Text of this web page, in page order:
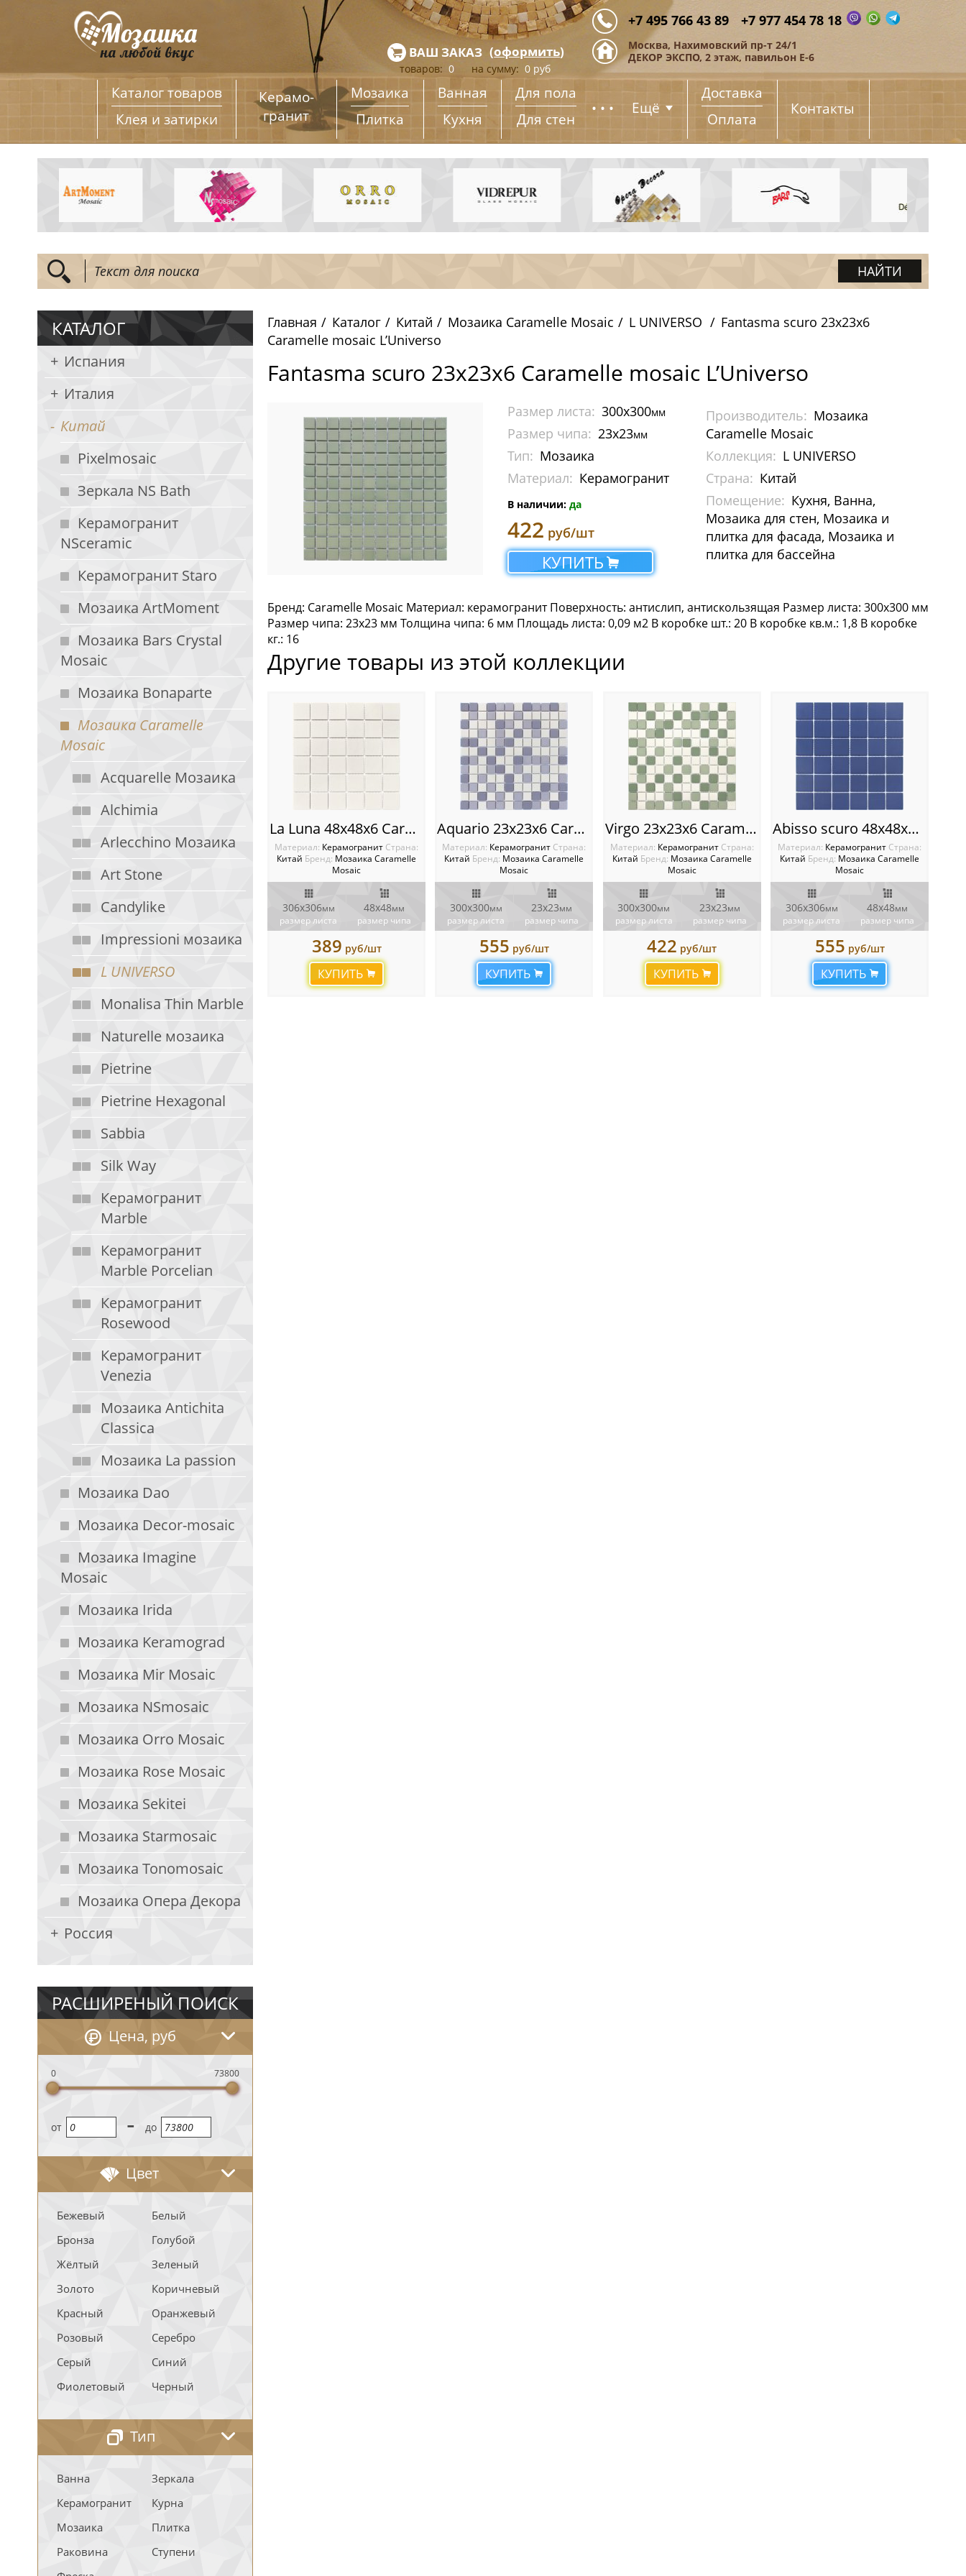
+7 495 766 43 89 +7 977 454 78 18
Москва, Нахимовский пр-т 24/1
ДЕКОР ЭКСПО, 2 этаж, павильон Е-6
ВАШ ЗАКАЗ (оформить)
товаров: 0 на сумму: 0 руб
Каталог товаров
Клея и затирки
Керамо­
гранит
Мозаика
Плитка
Ванная
Кухня
Для пола
Для стен
... Ещё
Доставка
Оплата
Контакты
КАТАЛОГ
Испания
Италия
Китай
Pixelmosaic
Зеркала NS Bath
Керамогранит
NSceramic
Керамогранит Staro
Мозаика ArtMoment
Мозаика Bars Crystal
Mosaic
Мозаика Bonaparte
Мозаика Caramelle
Mosaic
Acquarelle Мозаика
Alchimia
Arlecchino Мозаика
Art Stone
Candylike
Impressioni мозаика
L UNIVERSO
Monalisa Thin Marble
Naturelle мозаика
Pietrine
Pietrine Hexagonal
Sabbia
Silk Way
Керамогранит
Marble
Керамогранит
Marble Porcelian
Керамогранит
Rosewood
Керамогранит
Venezia
Мозаика Antichita
Classica
Мозаика La passion
Мозаика Dao
Мозаика Decor-mosaic
Мозаика Imagine
Mosaic
Мозаика Irida
Мозаика Keramograd
Мозаика Mir Mosaic
Мозаика NSmosaic
Мозаика Orro Mosaic
Мозаика Rose Mosaic
Мозаика Sekitei
Мозаика Starmosaic
Мозаика Tonomosaic
Мозаика Опера Декора
Россия
РАСШИРЕНЫЙ ПОИСК
Цена, руб
0 73800
oт - до
Цвет
Бежевый
Белый
Бронза
Голубой
Жёлтый
Зеленый
Золото
Коричневый
Красный
Оранжевый
Розовый
Серебро
Серый
Синий
Фиолетовый
Черный
Тип
Ванна
Зеркала
Керамогранит
Курна
Мозаика
Плитка
Раковина
Ступени
Главная Каталог Китай Мозаика Caramelle Mosaic L UNIVERSO
Fantasma scuro 23х23х6
Caramelle mosaic L’Universo
Fantasma scuro 23х23х6 Caramelle mosaic L’Universo
Производитель: Мозаика
Caramelle Mosaic
Коллекция: L UNIVERSO
Страна: Китай
Помещение: Кухня, Ванна,
Мозаика для стен, Мозаика и
плитка для фасада, Мозаика и
плитка для бассейна
Размер листа: 300x300мм
Размер чипа: 23x23мм
Тип: Мозаика
Материал: Керамогранит
В наличии: да
422 руб/шт
КУПИТЬ
Бренд: Caramelle Mosaic Материал: керамогранит Поверхность: антислип, антискользящая Размер листа: 300х300 мм
Размер чипа: 23х23 мм Толщина чипа: 6 мм Площадь листа: 0,09 м2 В коробке шт.: 20 В коробке кв.м.: 1,8 В коробке
кг.: 16
Другие товары из этой коллекции
La Luna 48х48х6 Caramelle mosaic L’Universo
Материал: Керамогранит Cтрана:
Китай Бренд: Мозаика Caramelle
Mosaic
306х306мм
размер листа
48х48мм
размер чипа
389 руб/шт
КУПИТЬ
Aquario 23х23х6 Caramelle mosaic L’Universo
Материал: Керамогранит Cтрана:
Китай Бренд: Мозаика Caramelle
Mosaic
300x300мм
размер листа
23x23мм
размер чипа
555 руб/шт
КУПИТЬ
Virgo 23х23х6 Caramelle mosaic L’Universo
Материал: Керамогранит Cтрана:
Китай Бренд: Мозаика Caramelle
Mosaic
300x300мм
размер листа
23x23мм
размер чипа
422 руб/шт
КУПИТЬ
Abisso scuro 48х48х6 Caramelle mosaic L’Universo
Материал: Керамогранит Cтрана:
Китай Бренд: Мозаика Caramelle
Mosaic
306х306мм
размер листа
48х48мм
размер чипа
555 руб/шт
КУПИТЬ